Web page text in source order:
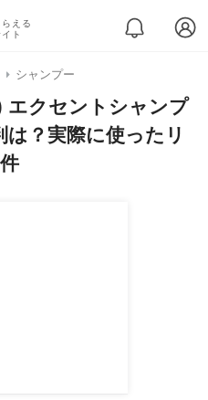
える
ト
シャンプー
クセントシャンプ
？実際に使ったリ